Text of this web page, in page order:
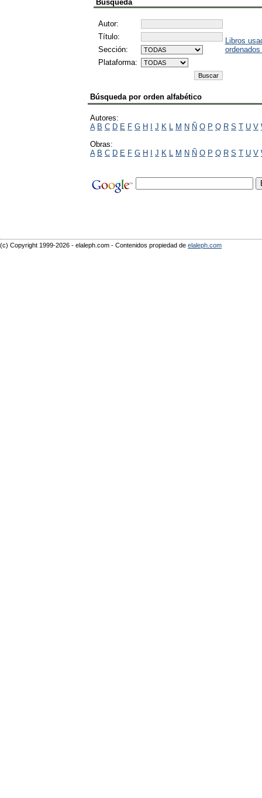
Búsqueda
Autor:
Título:
Sección:
Plataforma:
Libros
Búsqueda por orden alfabético
Autores:
A B C D E F G H I J K L M N Ñ O P Q R S T U V
Obras:
A B C D E F G H I J K L M N Ñ O P Q R S T U V
(c) Copyright 1999-2026 - elaleph.com - Contenidos propiedad de elaleph.com